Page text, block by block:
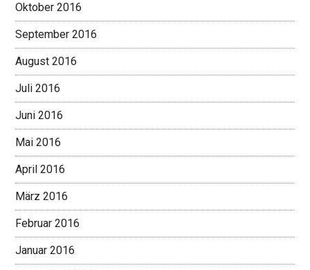
Oktober 2016
September 2016
August 2016
Juli 2016
Juni 2016
Mai 2016
April 2016
März 2016
Februar 2016
Januar 2016